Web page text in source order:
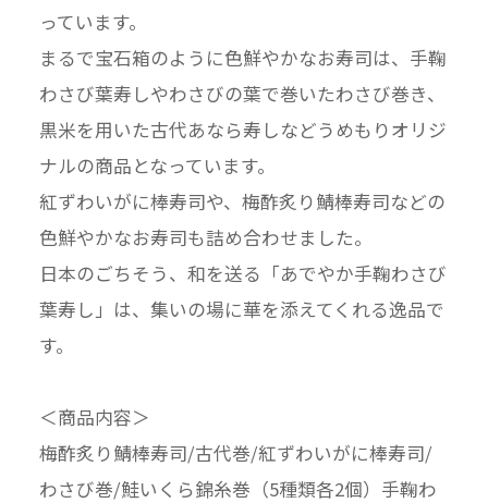
っています。
まるで宝石箱のように色鮮やかなお寿司は、手鞠
わさび葉寿しやわさびの葉で巻いたわさび巻き、
黒米を用いた古代あなら寿しなどうめもりオリジ
ナルの商品となっています。
紅ずわいがに棒寿司や、梅酢炙り鯖棒寿司などの
色鮮やかなお寿司も詰め合わせました。
日本のごちそう、和を送る「あでやか手鞠わさび
葉寿し」は、集いの場に華を添えてくれる逸品で
す。
＜商品内容＞
梅酢炙り鯖棒寿司/古代巻/紅ずわいがに棒寿司/
わさび巻/鮭いくら錦糸巻（5種類各2個）手鞠わ